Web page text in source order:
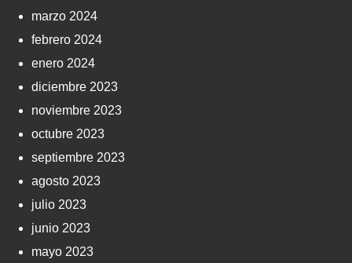
marzo 2024
febrero 2024
enero 2024
diciembre 2023
noviembre 2023
octubre 2023
septiembre 2023
agosto 2023
julio 2023
junio 2023
mayo 2023